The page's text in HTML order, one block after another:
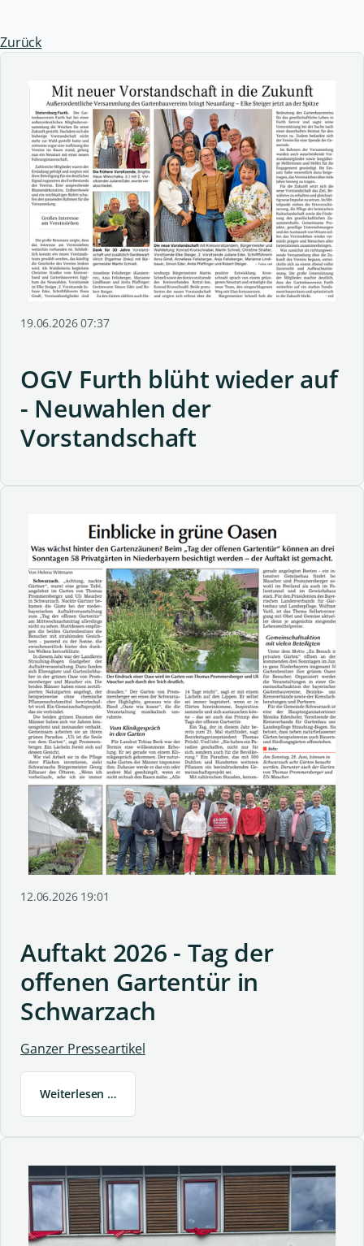
Zurück
19.06.2026 07:37
OGV Furth blüht wieder auf
- Neuwahlen der
Vorstandschaft
12.06.2026 19:01
Auftakt 2026 - Tag der
offenen Gartentür in
Schwarzach
Ganzer Presseartikel
Weiterlesen …